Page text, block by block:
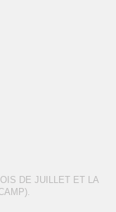
DE JUILLET ET LA